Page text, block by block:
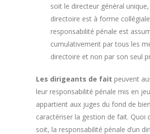
soit le directeur général
directoire est à forme
responsabilité pénale est
cumulativement par tous les
directoire et non par son seul
Les dirigeants de fait peuvent
leur responsabilité pénale mis en
appartient aux juges du fond de bien
caractériser la gestion de fait. Quoi
soit, la responsabilité pénale d’un